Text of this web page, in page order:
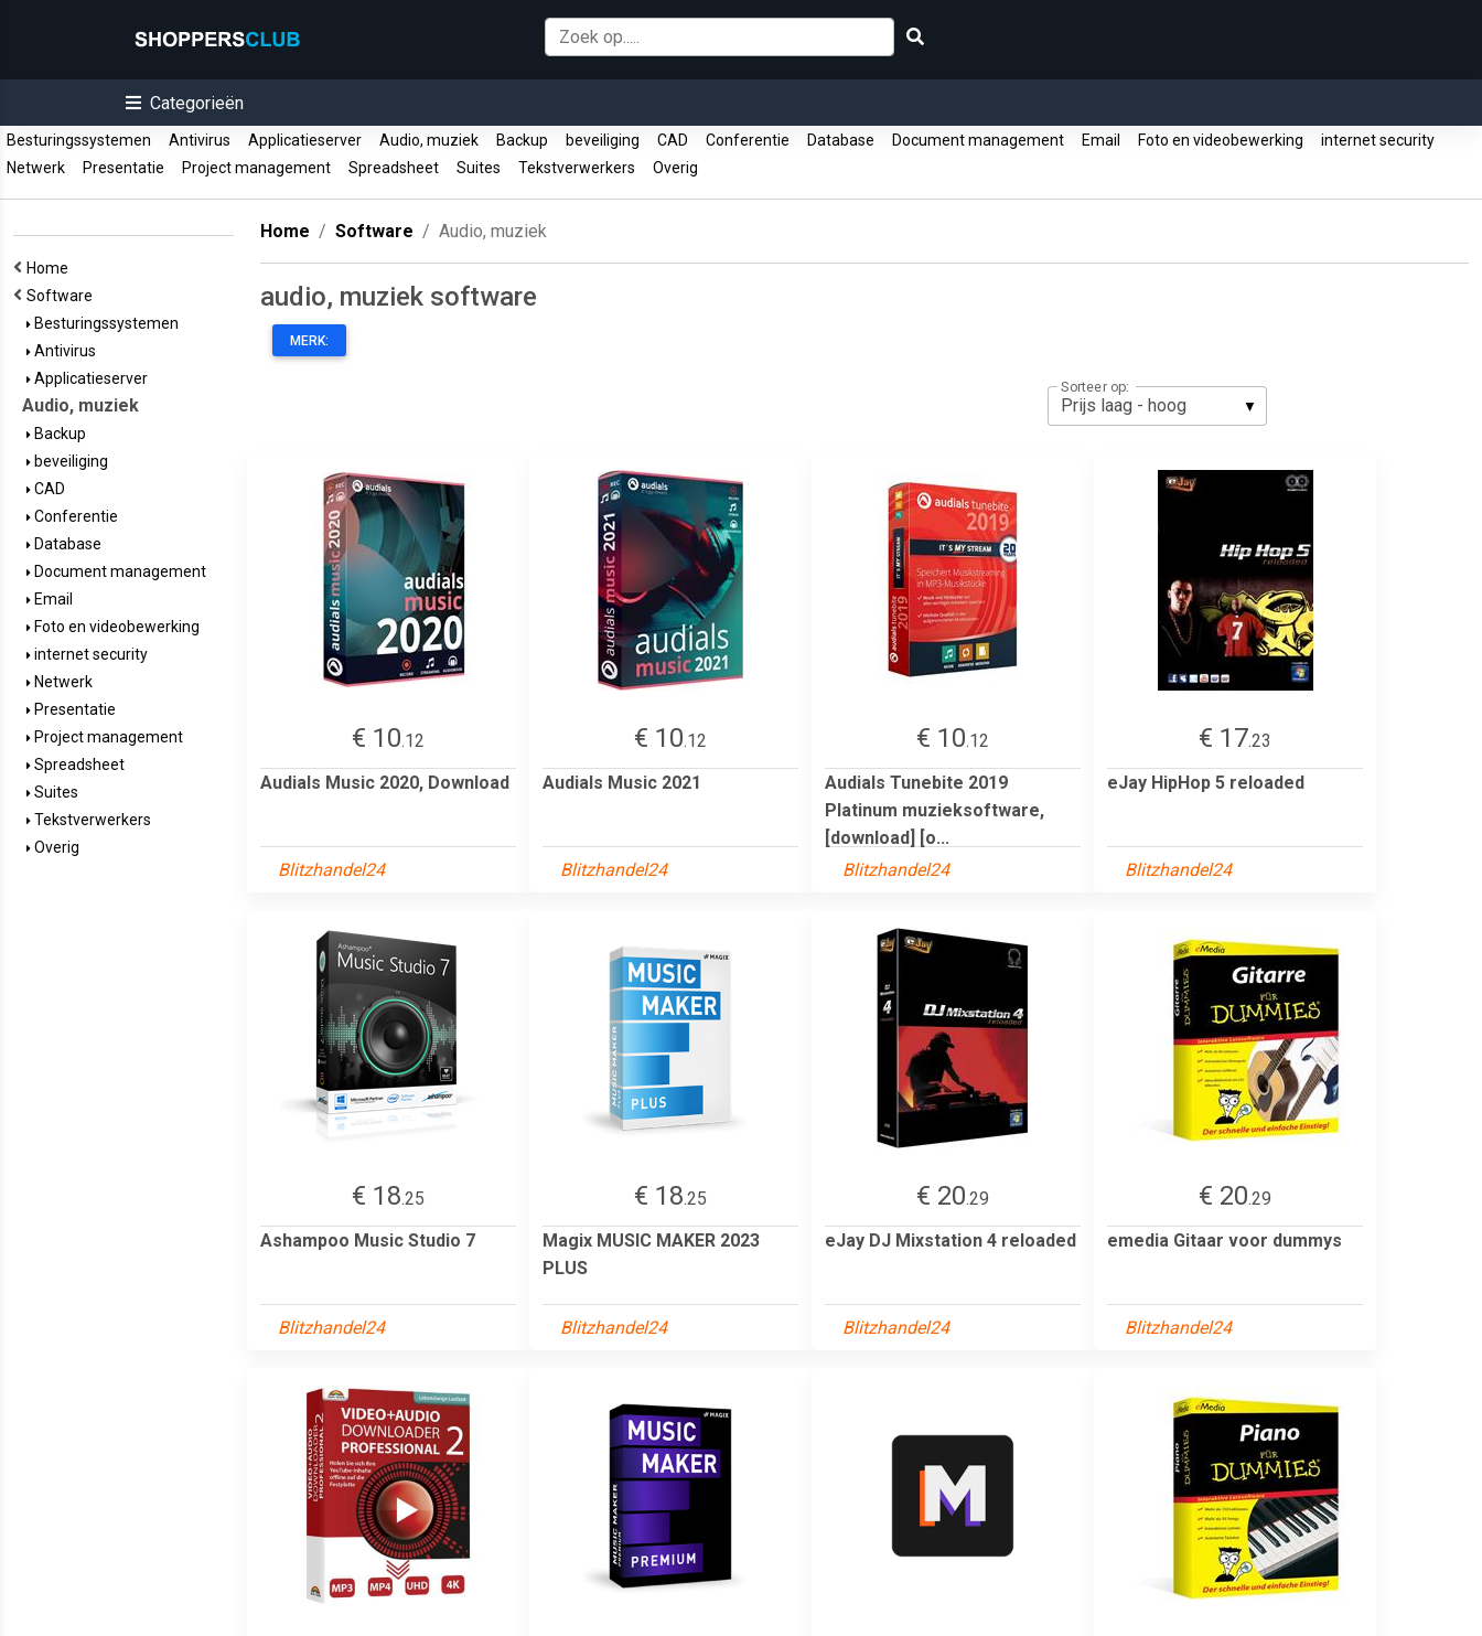
Categorieën
Besturingssystemen Antivirus Applicatieserver Audio, muziek Backup beveiliging CAD Conferentie Database Document management Email Foto en videobewerking
internet security
Netwerk
Presentatie Project management Spreadsheet Suites Tekstverwerkers Overig
Home
Software
Besturingssystemen
Antivirus
Applicatieserver
Audio, muziek
Backup
beveiliging
CAD
Conferentie
Database
Document management
Email
Foto en videobewerking
internet security
Netwerk
Presentatie
Project management
Spreadsheet
Suites
Tekstverwerkers
Overig
Home Software Audio, muziek
audio, muziek software
MERK:
Sorteer op:
€ 10.12
Audials Music 2020, Download
Blitzhandel24
€ 10.12
Audials Music 2021
Blitzhandel24
€ 10.12
Audials Tunebite 2019
Platinum muzieksoftware,
[download] [o...
Blitzhandel24
€ 17.23
eJay HipHop 5 reloaded
Blitzhandel24
€ 18.25
Ashampoo Music Studio 7
Blitzhandel24
€ 18.25
Magix MUSIC MAKER 2023
PLUS
Blitzhandel24
€ 20.29
eJay DJ Mixstation 4 reloaded
Blitzhandel24
€ 20.29
emedia Gitaar voor dummys
Blitzhandel24